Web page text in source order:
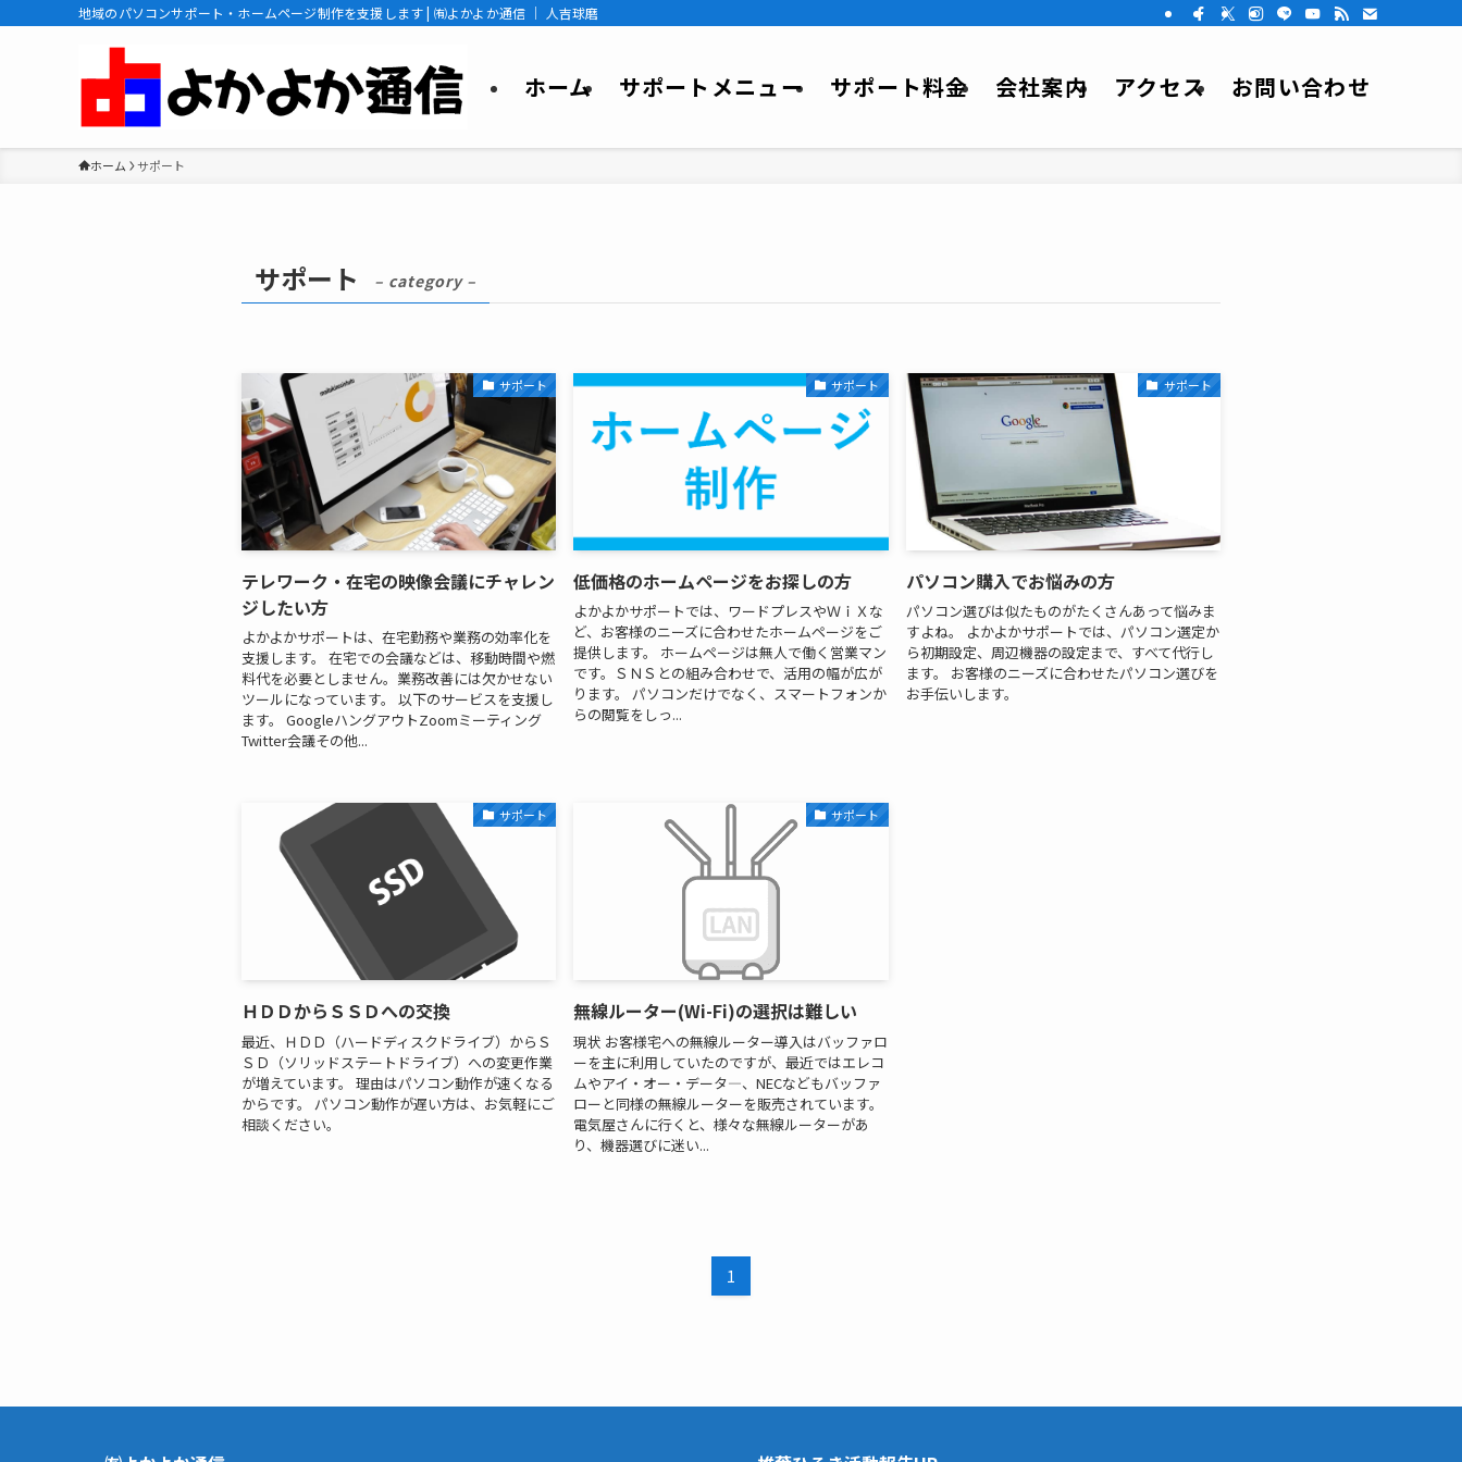
地域のパソコンサポート・ホームページ制作を支援します | ㈲よかよか通信 ｜ 人吉球磨
ホーム サポートメニュー サポート料金 会社案内 アクセス お問い合わせ
ホーム サポート
サポート – category –
サポート
テレワーク・在宅の映像会議にチャレン
ジしたい方
よかよかサポートは、在宅勤務や業務の効率化を
支援します。 在宅での会議などは、移動時間や燃
料代を必要としません。業務改善には欠かせない
ツールになっています。 以下のサービスを支援し
ます。 GoogleハングアウトZoomミーティング
Twitter会議その他...
サポート
低価格のホームページをお探しの方
よかよかサポートでは、ワードプレスやＷｉＸな
ど、お客様のニーズに合わせたホームページをご
提供します。 ホームページは無人で働く営業マン
です。ＳＮＳとの組み合わせで、活用の幅が広が
ります。 パソコンだけでなく、スマートフォンか
らの閲覧をしっ...
サポート
パソコン購入でお悩みの方
パソコン選びは似たものがたくさんあって悩みま
すよね。 よかよかサポートでは、パソコン選定か
ら初期設定、周辺機器の設定まで、すべて代行し
ます。 お客様のニーズに合わせたパソコン選びを
お手伝いします。
サポート
ＨＤＤからＳＳＤへの交換
最近、ＨＤＤ（ハードディスクドライブ）からＳ
ＳＤ（ソリッドステートドライブ）への変更作業
が増えています。 理由はパソコン動作が速くなる
からです。 パソコン動作が遅い方は、お気軽にご
相談ください。
サポート
無線ルーター(Wi-Fi)の選択は難しい
現状 お客様宅への無線ルーター導入はバッファロ
ーを主に利用していたのですが、最近ではエレコ
ムやアイ・オー・データ―、NECなどもバッファ
ローと同様の無線ルーターを販売されています。
電気屋さんに行くと、様々な無線ルーターがあ
り、機器選びに迷い...
1